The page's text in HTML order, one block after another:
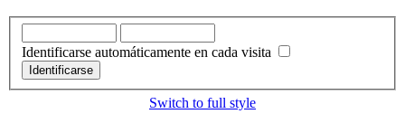
Identificarse automáticamente en cada visita
Switch to full style